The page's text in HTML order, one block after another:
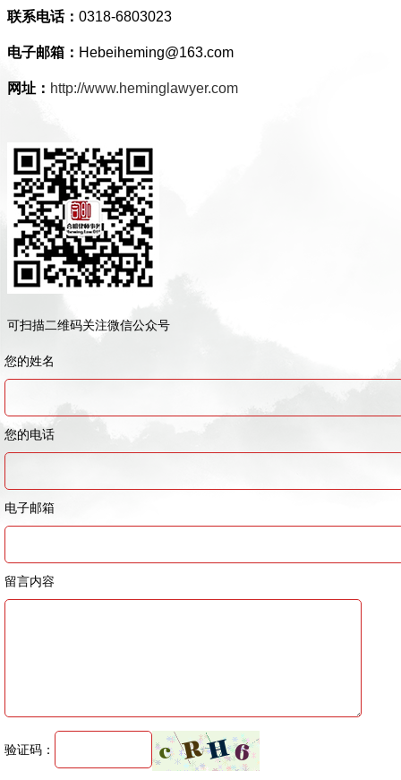
联系电话： 0318-6803023
电子邮箱： Hebeiheming@163.com
网址： http://www.heminglawyer.com
可扫描二维码关注微信公众号
您的姓名
您的电话
电子邮箱
留言内容
验证码：